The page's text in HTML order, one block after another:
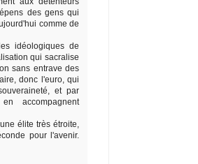
des gens qui
comme de
idéologiques de
qui sacralise
sans entrave des
donc l'euro, qui
et par
accompagnent
élite très étroite,
pour l'avenir.